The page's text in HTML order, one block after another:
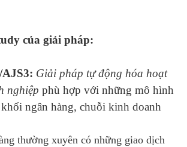
của giải pháp:
Giải pháp tự động hóa hoạt
nghiệp phù hợp với những mô hình
ngân hàng, chuỗi kinh doanh
thường xuyên có những giao dịch